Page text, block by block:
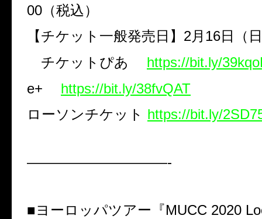
00 （税込）
【チケット一般発売日】 2月 16日（
チケットぴあ
https://bit.ly/
e+
https://bit.ly/38fvQAT
ローソンチケット https://bit.ly/
——————————-
■ヨーロッパツアー『MUCC 2020